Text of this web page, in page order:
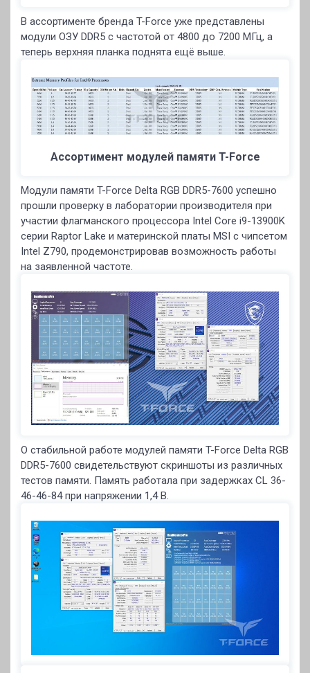
В ассортименте бренда T-Force уже представлены
модули ОЗУ DDR5 с частотой от 4800 до 7200 МГц, а
теперь верхняя планка поднята ещё выше.
Ассортимент модулей памяти T-Force
Модули памяти T-Force Delta RGB DDR5-7600 успешно
прошли проверку в лаборатории производителя при
участии флагманского процессора Intel Core i9-13900K
серии Raptor Lake и материнской платы MSI с чипсетом
Intel Z790, продемонстрировав возможность работы
на заявленной частоте.
О стабильной работе модулей памяти T-Force Delta RGB
DDR5-7600 свидетельствуют скриншоты из различных
тестов памяти. Память работала при задержках CL 36-
46-46-84 при напряжении 1,4 В.